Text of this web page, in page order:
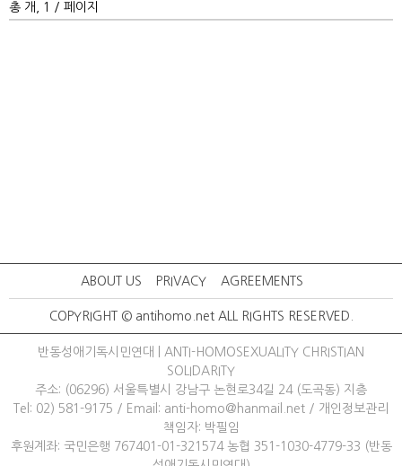
총 개, 1 / 페이지
ABOUT US PRIVACY AGREEMENTS
COPYRIGHT © antihomo.net ALL RIGHTS RESERVED.
반동성애기독시민연대 | ANTI-HOMOSEXUALITY CHRISTIAN
SOLIDARITY
주소: (06296) 서울특별시 강남구 논현로34길 24 (도곡동) 지층
Tel: 02) 581-9175 / Email: anti-homo@hanmail.net / 개인정보관리
책임자: 박필임
후원계좌: 국민은행 767401-01-321574 농협 351-1030-4779-33 (반동